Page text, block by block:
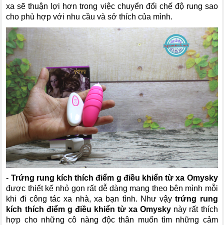
xa sẽ thuận lợi hơn trong việc chuyển đổi chế độ rung sao
cho phù hợp với nhu cầu và sở thích của mình.
- Trứng rung kích thích điểm g điều khiển từ xa Omysky
được thiết kế nhỏ gọn rất dễ dàng mang theo bên mình mỗi
khi đi công tác xa nhà, xa bạn tình. Như vậytrứng rung
kích thích điểm g điều khiển từ xa Omysky này rất thích
hợp cho những cô nàng độc thân muốn tìm những cảm